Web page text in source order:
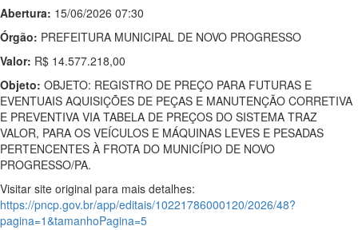
Abertura: 15/06/2026 07:30
Órgão: PREFEITURA MUNICIPAL DE NOVO PROGRESSO
Valor: R$ 14.577.218,00
Objeto: OBJETO: REGISTRO DE PREÇO PARA FUTURAS E
EVENTUAIS AQUISIÇÕES DE PEÇAS E MANUTENÇÃO CORRETIVA
E PREVENTIVA VIA TABELA DE PREÇOS DO SISTEMA TRAZ
VALOR, PARA OS VEÍCULOS E MÁQUINAS LEVES E PESADAS
PERTENCENTES À FROTA DO MUNICÍPIO DE NOVO
PROGRESSO/PA.
Visitar site original para mais detalhes:
https://pncp.gov.br/app/editais/10221786000120/2026/48?
pagina=1&tamanhoPagina=5